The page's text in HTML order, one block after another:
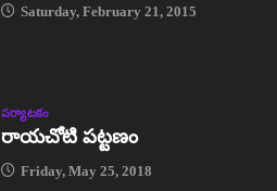
Saturday, February 21, 2015
పర్యాటకం
రాయచోటి పట్టణం
Friday, May 25, 2018